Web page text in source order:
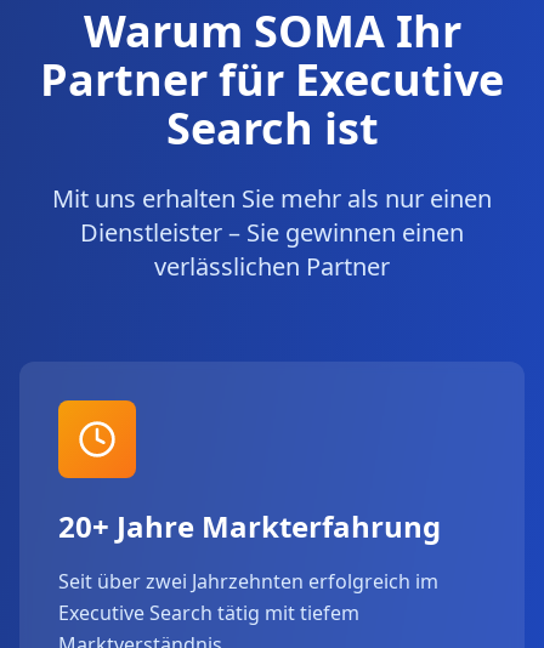
Warum SOMA Ihr
Partner für Executive
Search ist
Mit uns erhalten Sie mehr als nur einen
Dienstleister – Sie gewinnen einen
verlässlichen Partner
20+ Jahre Markterfahrung
Seit über zwei Jahrzehnten erfolgreich im
Executive Search tätig mit tiefem